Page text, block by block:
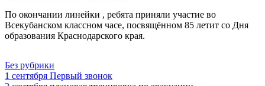
По окончании линейки , ребята приняли участие во
Всекубанском классном часе, посвящённом 85 летит со Дня
образования Краснодарского края.
Без рубрики
Навигация
1 сентября Первый звонок